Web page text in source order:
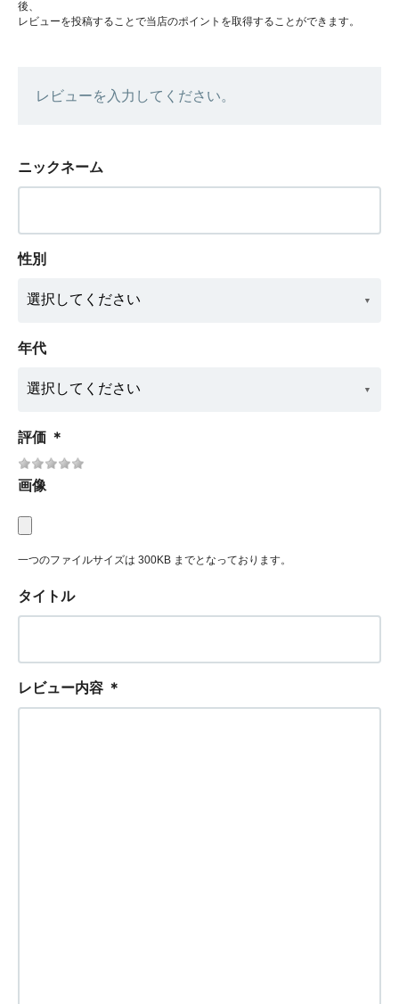
後、
レビューを投稿することで当店のポイントを取得することができます。
レビューを入力してください。
ニックネーム
性別
年代
評価 ＊
画像
一つのファイルサイズは 300KB までとなっております。
タイトル
レビュー内容 ＊